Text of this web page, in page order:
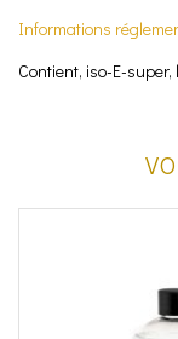
Informations
Contient, iso-E-